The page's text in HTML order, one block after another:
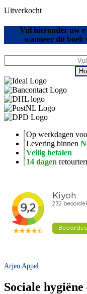
Uitverkocht
Vul hieronder uw
wanneer dit boek
Op werkdagen
Levering binnen
Veilig betalen
14 dagen
Arjen Appel
Sociale